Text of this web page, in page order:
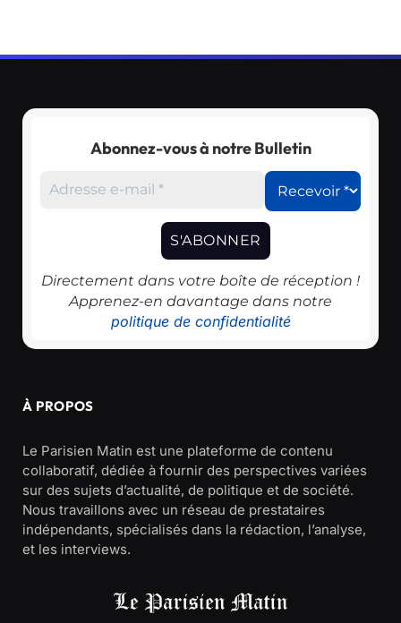
Abonnez-vous à notre Bulletin
Directement dans votre boîte de réception !
Apprenez-en davantage dans notre
politique de confidentialité
À PROPOS
Le Parisien Matin est une plateforme de contenu
collaboratif, dédiée à fournir des perspectives variées
sur des sujets d’actualité, de politique et de société.
Nous travaillons avec un réseau de prestataires
indépendants, spécialisés dans la rédaction, l’analyse,
et les interviews.